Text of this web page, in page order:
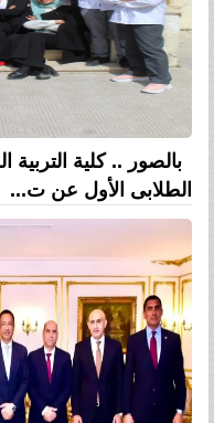
بالصور .. كلية التربية
الطلابى الأول عن ت...